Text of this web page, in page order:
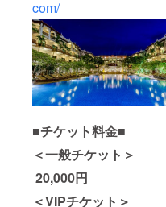
com/
■チケット料金■
＜一般チケット＞
20,000円
＜VIPチケット＞